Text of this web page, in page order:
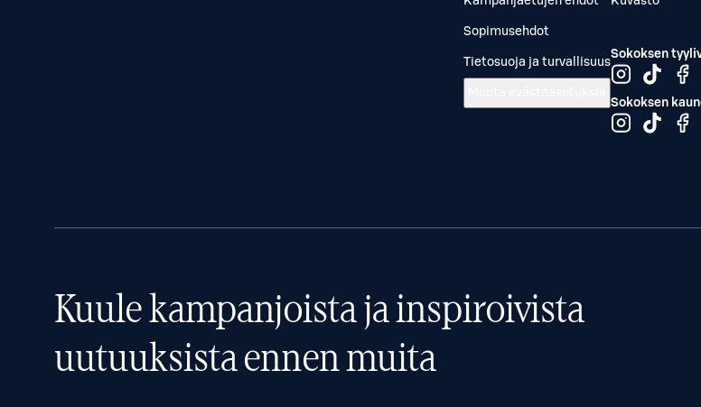
Sopimusehdot
Tietosuoja ja turvallisuus
Sokoksen
Sokoksen
Kuule kampanjoista ja inspiroivista
uutuuksista ennen muita